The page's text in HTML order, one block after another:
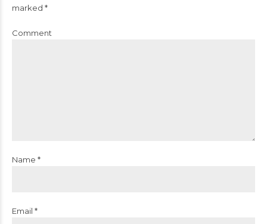
marked *
Comment
Name *
Email *